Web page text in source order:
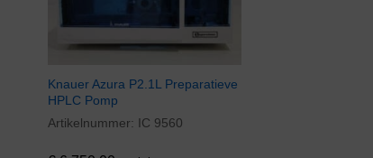
Knauer Azura P2.1L Preparatieve
HPLC Pomp
Artikelnummer: IC 9560